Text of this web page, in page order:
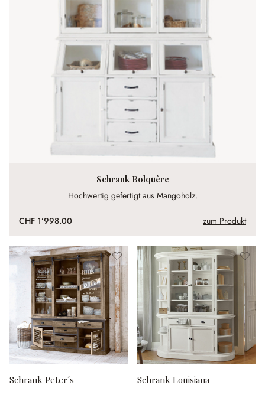
Schrank Bolquère
Hochwertig gefertigt aus Mangoholz.
CHF 1’998.00 zum Produkt
Schrank Peter´s Schrank Louisiana